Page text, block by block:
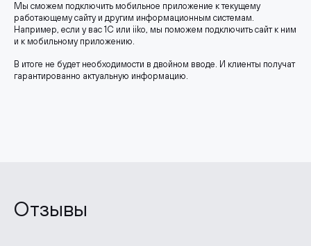
Мы сможем подключить мобильное приложение к текущему
работающему сайту и другим информационным системам.
Например, если у вас 1С или iiko, мы поможем подключить сайт к ним
и к мобильному приложению.
В итоге не будет необходимости в двойном вводе. И клиенты получат
гарантированно актуальную информацию.
Отзывы